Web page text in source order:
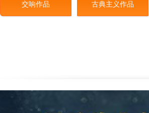
交响作品 古典主义作品